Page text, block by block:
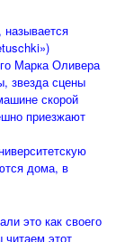
Марка Оливера
звезда сцены
скорой
приезжают
дома, в
это как своего
этот